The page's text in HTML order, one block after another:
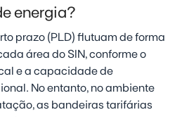
energia?
prazo (PLD) flutuam de forma
área do SIN, conforme o
e a capacidade de
No entanto, no ambiente
as bandeiras tarifárias